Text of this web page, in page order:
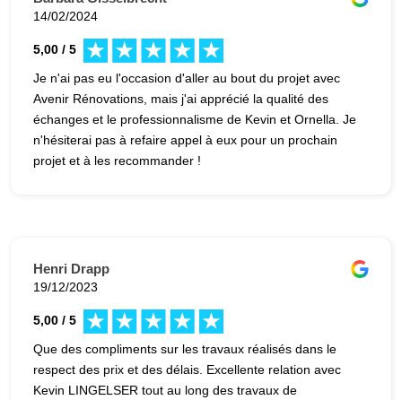
dans notre nouveau chez nous ! Sacha et Clémence
14/02/2024
5,00 / 5
Je n'ai pas eu l'occasion d'aller au bout du projet avec
Avenir Rénovations, mais j'ai apprécié la qualité des
échanges et le professionnalisme de Kevin et Ornella. Je
n'hésiterai pas à refaire appel à eux pour un prochain
projet et à les recommander !
Henri Drapp
19/12/2023
5,00 / 5
Que des compliments sur les travaux réalisés dans le
respect des prix et des délais. Excellente relation avec
Kevin LINGELSER tout au long des travaux de